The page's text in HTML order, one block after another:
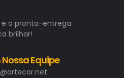
e a pronta-entrega
brilhar!
Equipe